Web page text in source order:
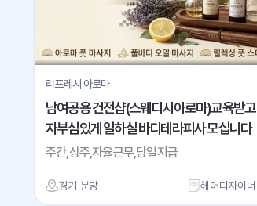
리프레시 아로마
남여공용 건전샵(스웨디시아로마)교육받고
자부심있게 일하실 바디테라피사 모십니다
주간,상주,자율근무,당일지급
경기 분당 헤어디자이너